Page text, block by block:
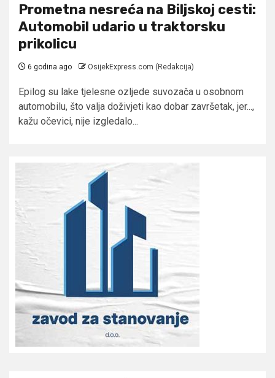
Prometna nesreća na Biljskoj cesti:
Automobil udario u traktorsku
prikolicu
6 godina ago OsijekExpress.com (Redakcija)
Epilog su lake tjelesne ozljede suvozača u osobnom
automobilu, što valja doživjeti kao dobar završetak, jer...,
kažu očevici, nije izgledalo...